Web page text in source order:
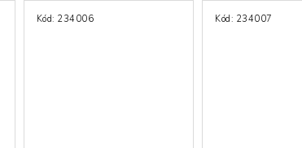
Kód: 234006 Kód: 234007